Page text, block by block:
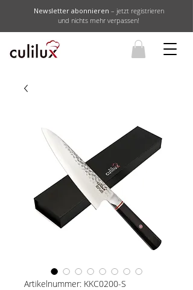
Newsletter abonnieren – jetzt registrieren
und nichts mehr verpassen!
Artikelnummer: KKC0200-S